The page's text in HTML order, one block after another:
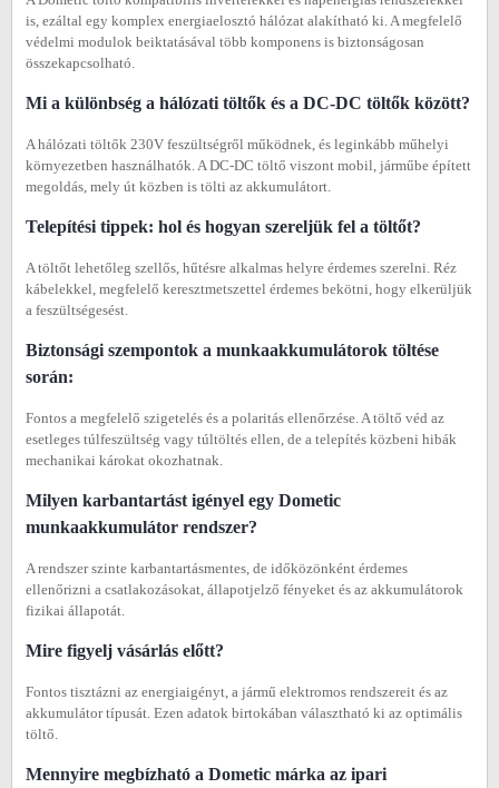
is, ezáltal egy komplex energiaelosztó hálózat alakítható ki. A megfelelő
védelmi modulok beiktatásával több komponens is biztonságosan
összekapcsolható.
Mi a különbség a hálózati töltők és a DC-DC töltők között?
A hálózati töltők 230V feszültségről működnek, és leginkább műhelyi
környezetben használhatók. A DC-DC töltő viszont mobil, járműbe épített
megoldás, mely út közben is tölti az akkumulátort.
Telepítési tippek: hol és hogyan szereljük fel a töltőt?
A töltőt lehetőleg szellős, hűtésre alkalmas helyre érdemes szerelni. Réz
kábelekkel, megfelelő keresztmetszettel érdemes bekötni, hogy elkerüljük
a feszültségesést.
Biztonsági szempontok a munkaakkumulátorok töltése
során:
Fontos a megfelelő szigetelés és a polaritás ellenőrzése. A töltő véd az
esetleges túlfeszültség vagy túltöltés ellen, de a telepítés közbeni hibák
mechanikai károkat okozhatnak.
Milyen karbantartást igényel egy Dometic
munkaakkumulátor rendszer?
A rendszer szinte karbantartásmentes, de időközönként érdemes
ellenőrizni a csatlakozásokat, állapotjelző fényeket és az akkumulátorok
fizikai állapotát.
Mire figyelj vásárlás előtt?
Fontos tisztázni az energiaigényt, a jármű elektromos rendszereit és az
akkumulátor típusát. Ezen adatok birtokában választható ki az optimális
töltő.
Mennyire megbízható a Dometic márka az ipari